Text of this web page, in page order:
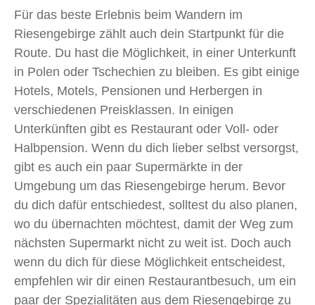
Für das beste Erlebnis beim Wandern im
Riesengebirge zählt auch dein Startpunkt für die
Route. Du hast die Möglichkeit, in einer Unterkunft
in Polen oder Tschechien zu bleiben. Es gibt einige
Hotels, Motels, Pensionen und Herbergen in
verschiedenen Preisklassen. In einigen
Unterkünften gibt es Restaurant oder Voll- oder
Halbpension. Wenn du dich lieber selbst versorgst,
gibt es auch ein paar Supermärkte in der
Umgebung um das Riesengebirge herum. Bevor
du dich dafür entschiedest, solltest du also planen,
wo du übernachten möchtest, damit der Weg zum
nächsten Supermarkt nicht zu weit ist. Doch auch
wenn du dich für diese Möglichkeit entscheidest,
empfehlen wir dir einen Restaurantbesuch, um ein
paar der Spezialitäten aus dem Riesengebirge zu